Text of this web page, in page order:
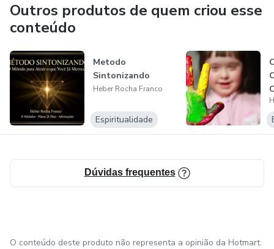
Outros produtos de quem criou esse
conteúdo
Metodo
Sintonizando
Heber Rocha Franco
Espiritualidade
Dúvidas frequentes
O conteúdo deste produto não representa a opinião da Hotmart.